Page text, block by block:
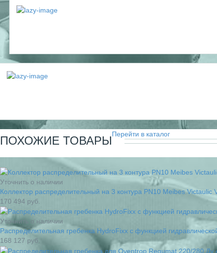
ПОХОЖИЕ ТОВАРЫПерейти в каталог
Уточнить о наличии
Коллектор распределительный на 3 контура PN10 Meibes Victaulic
170 494 руб.
Уточнить о наличии
Распределительная гребенка HydroFixx с функцией
168 127 руб.